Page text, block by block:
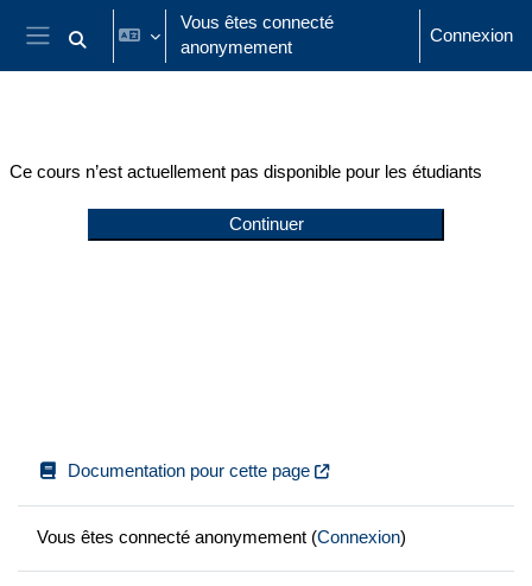
Passer au contenu principal
Panneau latéral
Activer/désactiver la saisie de recherche
Vous êtes connecté
anonymement
Connexion
Ce cours n’est actuellement pas disponible pour les étudiants
Continuer
Documentation pour cette page
Vous êtes connecté anonymement (Connexion)